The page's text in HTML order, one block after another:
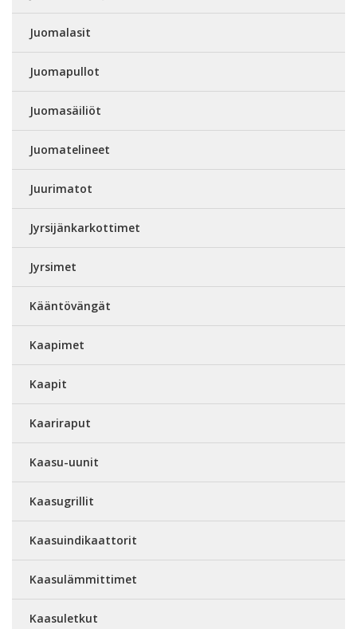
Juomalasit
Juomapullot
Juomasäiliöt
Juomatelineet
Juurimatot
Jyrsijänkarkottimet
Jyrsimet
Kääntövängät
Kaapimet
Kaapit
Kaariraput
Kaasu-uunit
Kaasugrillit
Kaasuindikaattorit
Kaasulämmittimet
Kaasuletkut